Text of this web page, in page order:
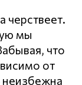
черствеет.
мы
что
от
неизбежна